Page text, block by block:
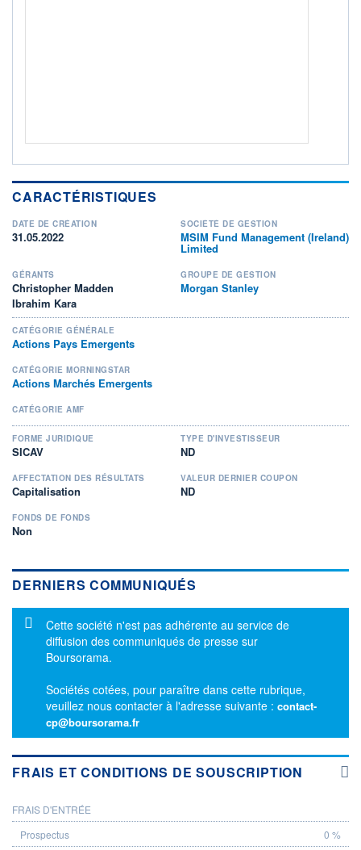
4/7
+ PORTEFEUILLE + LISTE
CARACTÉRISTIQUES
DATE DE CRÉATION
31.05.2022
SOCIÉTÉ DE GESTION
MSIM Fund Management (Ireland)
Limited
GÉRANTS
Christopher Madden
Ibrahim Kara
GROUPE DE GESTION
Morgan Stanley
CATÉGORIE GÉNÉRALE
Actions Pays Emergents
CATÉGORIE MORNINGSTAR
Actions Marchés Emergents
CATÉGORIE AMF
FORME JURIDIQUE
SICAV
TYPE D'INVESTISSEUR
ND
AFFECTATION DES RÉSULTATS
Capitalisation
VALEUR DERNIER COUPON
ND
FONDS DE FONDS
Non
DERNIERS COMMUNIQUÉS
Message d'information
Cette société n'est pas adhérente au service de
diffusion des communiqués de presse sur
Boursorama.
Sociétés cotées, pour paraître dans cette rubrique,
veuillez nous contacter à l'adresse suivante : contact-
cp@boursorama.fr
FRAIS ET CONDITIONS DE SOUSCRIPTION
PROSPECTUS
FRAIS D'ENTRÉE
0 %